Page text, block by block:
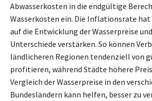
Abwasserkosten in die endgültige
Wasserkosten ein. Die Inflationsrate
auf die Entwicklung der Wasserpreise
Unterschiede verstärken. So können
ländlicheren Regionen tendenziell von
profitieren, während Städte höhere
Vergleich der Wasserpreise in den
Bundesländern kann helfen, besser zu